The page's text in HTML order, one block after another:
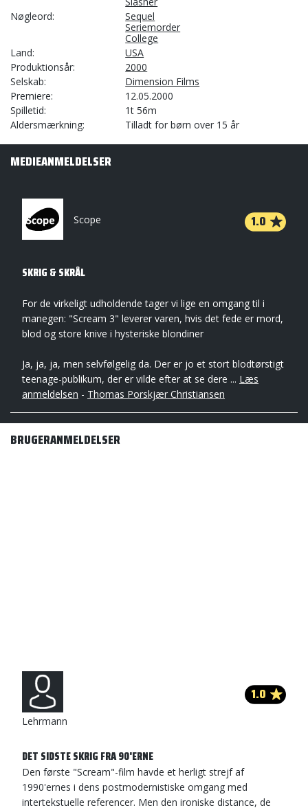
Nøgleord
Sequel
Seriemorder
College
Land
USA
Produktionsår
2000
Selskab
Dimension Films
Premiere
12.05.2000
Spilletid
1t 56m
Aldersmærkning
Tilladt for børn over 15 år
MEDIEANMELDELSER
Scope 1.0
SKRIG & SKRÅL
For de virkeligt udholdende tager vi lige en omgang til i
manegen: "Scream 3" leverer varen, hvis det fede er mord,
blod og store knive i hysteriske blondiner
Ja, ja, ja, men selvfølgelig da. Der er jo et stort blodtørstigt
teenage-publikum, der er vilde efter at se dere ... Læs
anmeldelsen - Thomas Porskjær Christiansen
BRUGERANMELDELSER
Lehrmann
1.0
DET SIDSTE SKRIG FRA 90'ERNE
Den første "Scream"-film havde et herligt strejf af
1990'ernes i dens postmodernistiske omgang med
intertekstuelle referencer. Men den ironiske distance, de